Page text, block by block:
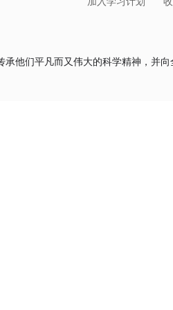
他们平凡而又伟大的科学精神，并